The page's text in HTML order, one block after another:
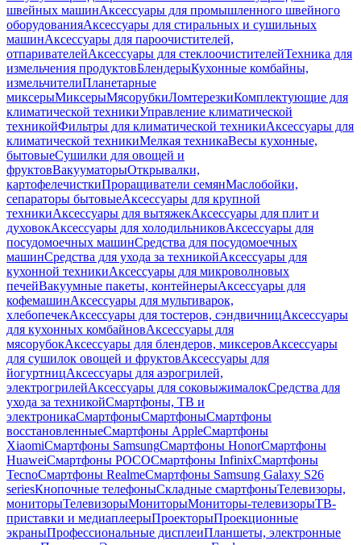
швейных машинАксессуары для промышленного швейного
оборудованияАксессуары для стиральных и сушильных
машинАксессуары для пароочистителей,
отпаривателейАксессуары для стеклоочистителейТехника для
измельчения продуктовБлендерыКухонные комбайны,
измельчителиПланетарные
миксерыМиксерыМясорубкиЛомтерезкиКомплектующие для
климатической техникиУправление климатической
техникойФильтры для климатической техникиАксессуары для
климатической техникиМелкая техникаВесы кухонные,
бытовыеСушилки для овощей и
фруктовВакууматорыОткрывалки,
картофелечисткиПроращиватели семянМаслобойки,
сепараторы бытовыеАксессуары для крупной
техникиАксессуары для вытяжекАксессуары для плит и
духовокАксессуары для холодильниковАксессуары для
посудомоечных машинСредства для посудомоечных
машинСредства для ухода за техникойАксессуары для
кухонной техникиАксессуары для микроволновых
печейВакуумные пакеты, контейнерыАксессуары для
кофемашинАксессуары для мультиварок,
хлебопечекАксессуары для тостеров, сэндвичницАксессуары
для кухонных комбайновАксессуары для
мясорубокАксессуары для блендеров, миксеровАксессуары
для сушилок овощей и фруктовАксессуары для
йогуртницАксессуары для аэрогрилей,
электрогрилейАксессуары для соковыжималокСредства для
ухода за техникойСмартфоны, ТВ и
электроникаСмартфоныСмартфоныСмартфоны
восстановленныеСмартфоны AppleСмартфоны
XiaomiСмартфоны SamsungСмартфоны HonorСмартфоны
HuaweiСмартфоны POCOСмартфоны InfinixСмартфоны
TecnoСмартфоны RealmeСмартфоны Samsung Galaxy S26
seriesКнопочные телефоныСкладные смартфоныТелевизоры,
мониторыТелевизорыМониторыМониторы-телевизорыТВ-
приставки и медиаплеерыПроекторыПроекционные
экраныПрофессиональные дисплеиПланшеты, электронные